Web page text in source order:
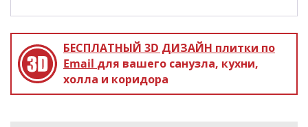
БЕСПЛАТНЫЙ 3D ДИЗАЙН плитки по
Email для вашего санузла, кухни,
холла и коридора